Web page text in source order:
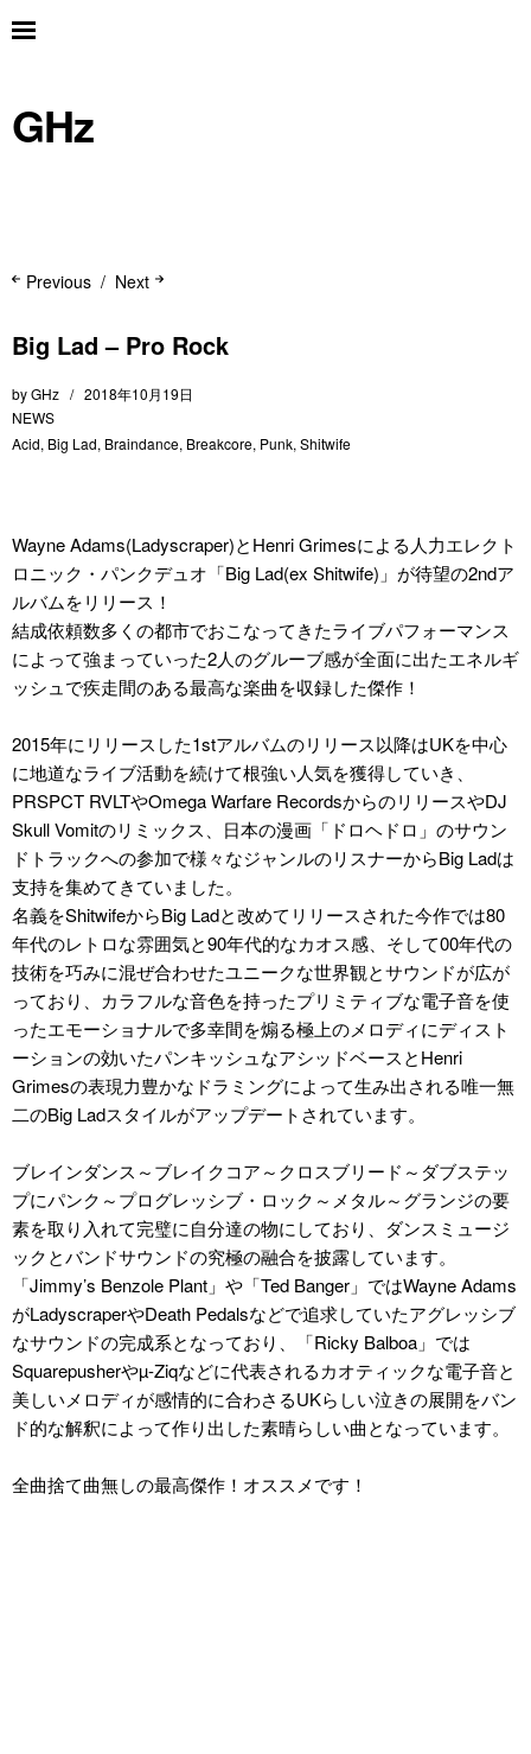
GHz
Next
Previous
Big Lad – Pro Rock
byGHz
2018年10月19日
NEWS
Acid, Big Lad, Braindance, Breakcore, Punk, Shitwife
Wayne Adams(Ladyscraper)とHenri Grimesによる人力エレクト
ロニック・パンクデュオ「Big Lad(ex Shitwife)」が待望の2ndア
ルバムをリリース！
結成依頼数多くの都市でおこなってきたライブパフォーマンス
によって強まっていった2人のグルーブ感が全面に出たエネルギ
ッシュで疾走間のある最高な楽曲を収録した傑作！
2015年にリリースした1stアルバムのリリース以降はUKを中心
に地道なライブ活動を続けて根強い人気を獲得していき、
PRSPCT RVLTやOmega Warfare RecordsからのリリースやDJ
Skull Vomitのリミックス、日本の漫画「ドロヘドロ」のサウン
ドトラックへの参加で様々なジャンルのリスナーからBig Ladは
支持を集めてきていました。
名義をShitwifeからBig Ladと改めてリリースされた今作では80
年代のレトロな雰囲気と90年代的なカオス感、そして00年代の
技術を巧みに混ぜ合わせたユニークな世界観とサウンドが広が
っており、カラフルな音色を持ったプリミティブな電子音を使
ったエモーショナルで多幸間を煽る極上のメロディにディスト
ーションの効いたパンキッシュなアシッドベースとHenri
Grimesの表現力豊かなドラミングによって生み出される唯一無
二のBig Ladスタイルがアップデートされています。
ブレインダンス～ブレイクコア～クロスブリード～ダブステッ
プにパンク～プログレッシブ・ロック～メタル～グランジの要
素を取り入れて完璧に自分達の物にしており、ダンスミュージ
ックとバンドサウンドの究極の融合を披露しています。
「Jimmy’s Benzole Plant」や「Ted Banger」ではWayne Adams
がLadyscraperやDeath Pedalsなどで追求していたアグレッシブ
なサウンドの完成系となっており、「Ricky Balboa」では
Squarepusherやµ-Ziqなどに代表されるカオティックな電子音と
美しいメロディが感情的に合わさるUKらしい泣きの展開をバン
ド的な解釈によって作り出した素晴らしい曲となっています。
全曲捨て曲無しの最高傑作！オススメです！